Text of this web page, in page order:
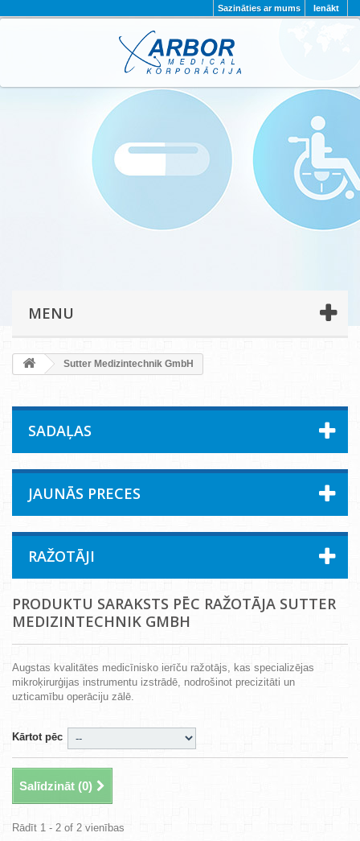
Ienākt
Sazināties ar mums
PAR MUMS PROJEKTI
KONTAKTI
PRIVĀTUMA POLITIKA
MENU
Sutter Medizintechnik GmbH
SADAĻAS
JAUNĀS PRECES
RAŽOTĀJI
PRODUKTU SARAKSTS PĒC RAŽOTĀJA SUTTER
MEDIZINTECHNIK GMBH
Augstas kvalitātes medicīnisko ierīču ražotājs, kas specializējas
mikroķirurģijas instrumentu izstrādē, nodrošinot precizitāti un
uzticamību operāciju zālē.
Kārtot pēc
Salīdzināt (0)
Rādīt 1 - 2 of 2 vienības